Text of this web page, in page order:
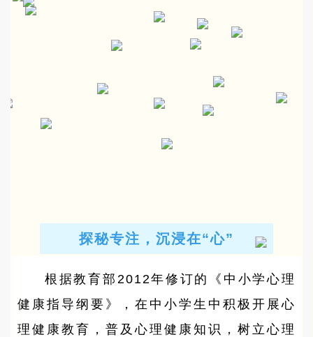
探秘专注，沉浸在“心”
根据教育部2012年修订的《中小学心理
健康指导纲要》，在中小学生中积极开展心
理健康教育，普及心理健康知识，树立心理